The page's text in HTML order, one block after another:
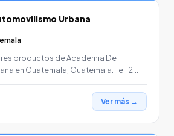
Urbana
productos de Academia De
en Guatemala, Guatemala. Tel: 2…
Ver más →